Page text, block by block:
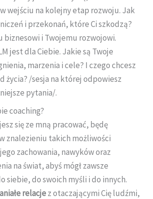
wejściu na kolejny etap rozwoju. Jak
i przekonań, które Ci szkodzą?
biznesowi i Twojemu rozwojowi.
jest dla Ciebie. Jakie są Twoje
marzenia i cele? I czego chcesz
życia? /sesja na której odpowiesz
pytania/.
coaching?
się ze mną pracować, będę
znalezieniu takich możliwości
zachowania, nawyków oraz
na świat, abyś mógł zawsze
siebie, do swoich myśli i do innych.
relacjez otaczającymi Cię ludźmi,